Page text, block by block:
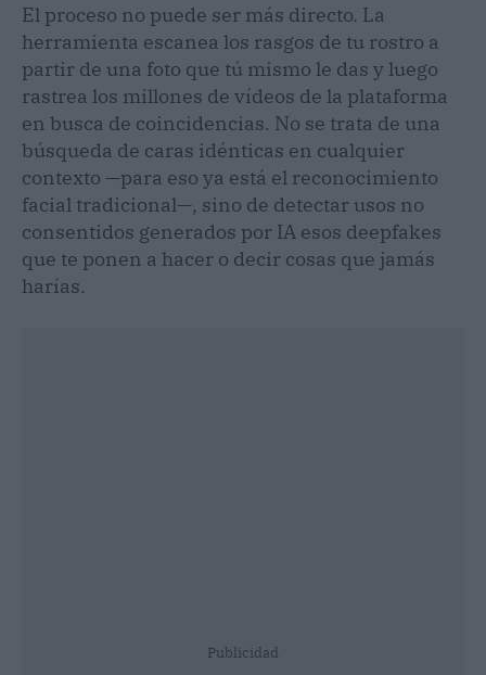
El proceso no puede ser más directo. La
herramienta escanea los rasgos de tu rostro a
partir de una foto que tú mismo le das y luego
rastrea los millones de vídeos de la plataforma
en busca de coincidencias. No se trata de una
búsqueda de caras idénticas en cualquier
contexto —para eso ya está el reconocimiento
facial tradicional—, sino de detectar usos no
consentidos generados por IA esos deepfakes
que te ponen a hacer o decir cosas que jamás
harías.
Publicidad